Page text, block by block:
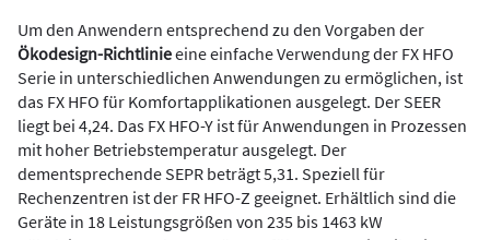
Um den Anwendern entsprechend zu den Vorgaben der
Ökodesign-Richtlinieeine einfache Verwendung der FX HFO
Serie in unterschiedlichen Anwendungen zu ermöglichen, ist
das FX HFO für Komfortapplikationen ausgelegt. Der SEER
liegt bei 4,24. Das FX HFO-Y ist für Anwendungen in Prozessen
mit hoher Betriebstemperatur ausgelegt. Der
dementsprechende SEPR beträgt 5,31. Speziell für
Rechenzentren ist der FR HFO-Z geeignet. Erhältlich sind die
Geräte in 18 Leistungsgrößen von 235 bis 1463 kW